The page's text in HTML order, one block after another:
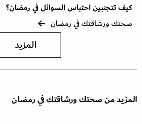
كيف تتجنبين احتباس السوائل في رمضان؟
صحتك ورشاقتك في رمضان
المزيد
المزيد من صحتك ورشاقتك في رمضان